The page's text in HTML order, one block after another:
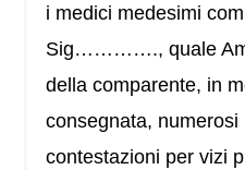
i medici medesimi
Sig…………., quale
della comparente, in
consegnata, numerosi
contestazioni per vizi